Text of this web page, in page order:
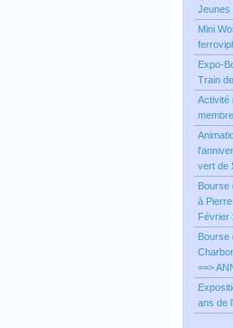
Jeunes
Mini
Expo-
Train
Activité
vert de
Bourse
à
Février
Bourse
==>
ans de